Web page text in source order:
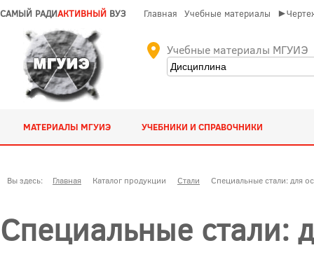
САМЫЙ РАДИАКТИВНЫЙ ВУЗ Главная Учебные материалы
Учебные материалы МГУИЭ
МАТЕРИАЛЫ МГУИЭ УЧЕБНИКИ И СПРАВОЧНИКИ
Вы здесь: Главная Каталог продукции Стали Специальные стали: для
Специальные стали: